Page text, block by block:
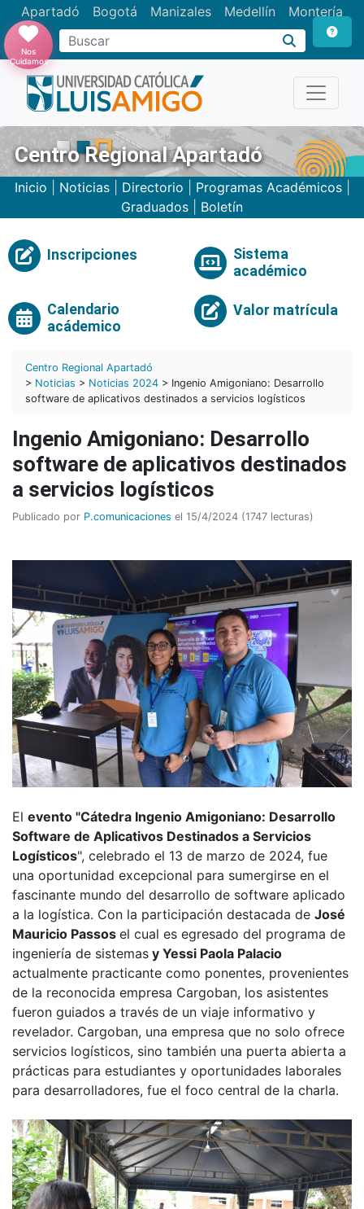
Apartadó Bogotá Manizales Medellín Montería
Nos
Cuidamos
Centro Regional Apartadó
Inicio Noticias| Directorio Programas Académicos|
Graduados
Boletín
Inscripciones
Sistema
académico
Calendario
acádemico
Valor matrícula
Centro Regional Apartadó
> Noticias > Noticias 2024 > Ingenio Amigoniano: Desarrollo
software de aplicativos destinados a servicios logísticos
Ingenio Amigoniano: Desarrollo
software de aplicativos destinados
a servicios logísticos
Publicado por P.comunicaciones el 15/4/2024 (1747 lecturas)
El evento "Cátedra Ingenio Amigoniano: Desarrollo
Software de Aplicativos Destinados a Servicios
Logísticos", celebrado el 13 de marzo de 2024, fue
una oportunidad excepcional para sumergirse en el
fascinante mundo del desarrollo de software aplicado
a la logística. Con la participación destacada de José
Mauricio Passos el cual es egresado del programa de
ingeniería de sistemas y Yessi Paola Palacio
actualmente practicante como ponentes, provenientes
de la reconocida empresa Cargoban, los asistentes
fueron guiados a través de un viaje informativo y
revelador. Cargoban, una empresa que no solo ofrece
servicios logísticos, sino también una puerta abierta a
prácticas para estudiantes y oportunidades laborales
para desarrolladores, fue el foco central de la charla.